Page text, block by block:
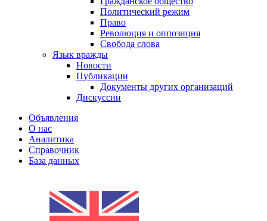
Политический режим
Право
Революция и оппозиция
Свобода слова
Язык вражды
Новости
Публикации
Документы других организаций
Дискуссии
Объявления
О нас
Аналитика
Справочник
База данных